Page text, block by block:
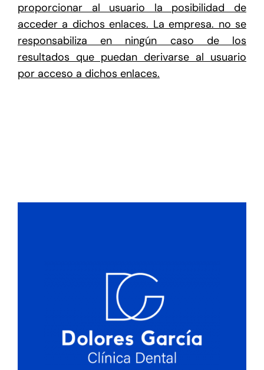
proporcionar al usuario la posibilidad de
acceder a dichos enlaces. La empresa. no se
responsabiliza en ningún caso de los
resultados que puedan derivarse al usuario
por acceso a dichos enlaces.